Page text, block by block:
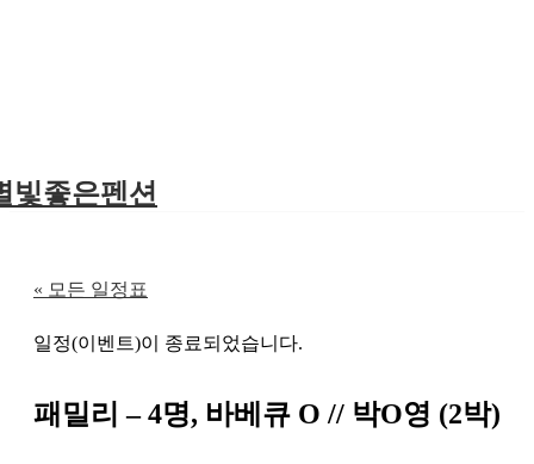
빛좋은펜션
« 모든 일정표
일정(이벤트)이 종료되었습니다.
패밀리 – 4명, 바베큐 O // 박O영 (2박)